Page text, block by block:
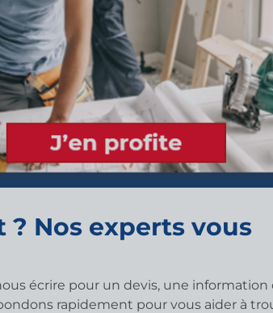
Nos experts vous
écrire pour un devis, une information
rapidement pour vous aider à